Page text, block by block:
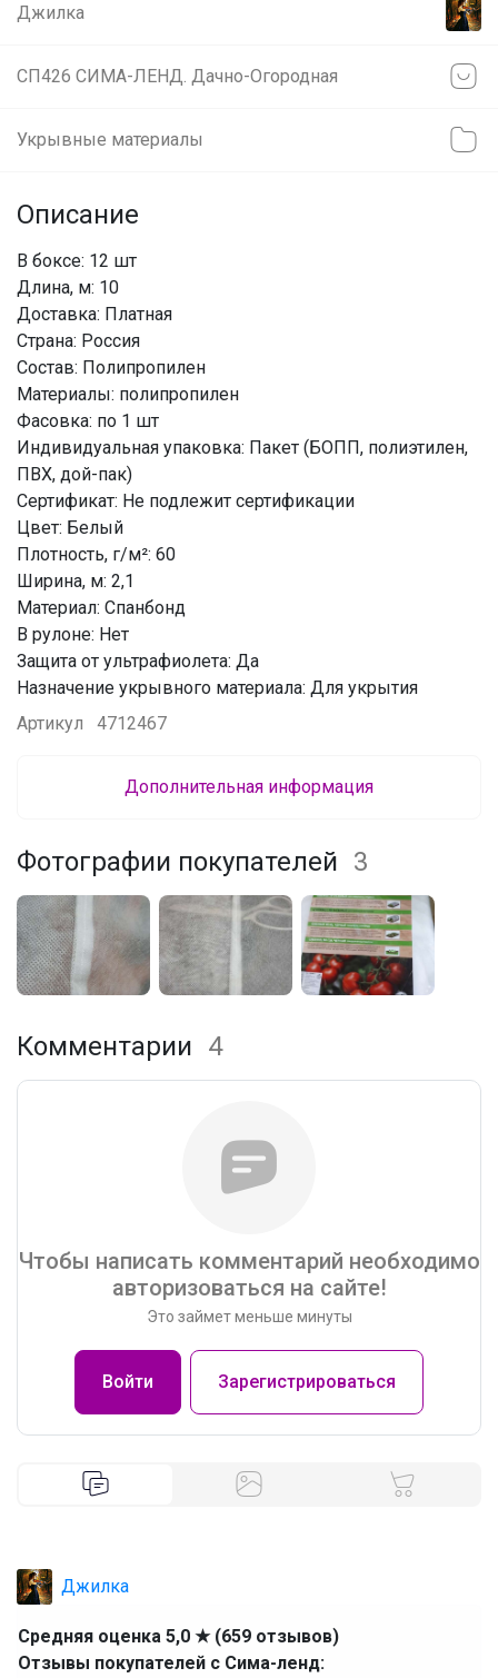
Джилка
СП426 СИМА-ЛЕНД. Дачно-Огородная
Укрывные материалы
Описание
В боксе: 12 шт
Длина, м: 10
Доставка: Платная
Страна: Россия
Состав: Полипропилен
Материалы: полипропилен
Фасовка: по 1 шт
Индивидуальная упаковка: Пакет (БОПП, полиэтилен,
ПВХ, дой-пак)
Сертификат: Не подлежит сертификации
Цвет: Белый
Плотность, г/м²: 60
Ширина, м: 2,1
Материал: Спанбонд
В рулоне: Нет
Защита от ультрафиолета: Да
Назначение укрывного материала: Для укрытия
Артикул
4712467
Дополнительная информация
Фотографии покупателей 3
Комментарии 4
Чтобы написать комментарий необходимо
авторизоваться на сайте!
Это займет меньше минуты
Войти Зарегистрироваться
Джилка
Средняя оценка 5,0 ★ (659 отзывов)
Отзывы покупателей с Сима-ленд: